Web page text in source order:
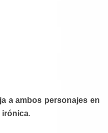
a ambos personajes en
irónica.